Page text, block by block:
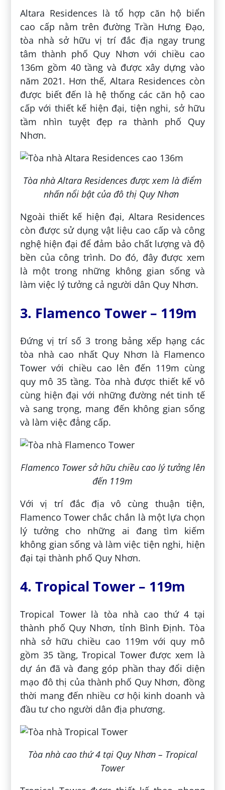
Altara Residences là tổ hợp căn hộ biển
cao cấp nằm trên đường Trần Hưng Đạo,
tòa nhà sở hữu vị trí đắc địa ngay trung
tâm thành phố Quy Nhơn với chiều cao
136m gồm 40 tầng và được xây dựng vào
năm 2021. Hơn thế, Altara Residences còn
được biết đến là hệ thống các căn hộ cao
cấp với thiết kế hiện đại, tiện nghi, sở hữu
tầm nhìn tuyệt đẹp ra thành phố Quy
Nhơn.
Tòa nhà Altara Residences được xem là điểm
nhấn nổi bật của đô thị Quy Nhơn
Ngoài thiết kế hiện đại, Altara Residences
còn được sử dụng vật liệu cao cấp và công
nghệ hiện đại để đảm bảo chất lượng và độ
bền của công trình. Do đó, đây được xem
là một trong những không gian sống và
làm việc lý tưởng cả người dân Quy Nhơn.
3. Flamenco Tower – 119m
Đứng vị trí số 3 trong bảng xếp hạng các
tòa nhà cao nhất Quy Nhơn là Flamenco
Tower với chiều cao lên đến 119m cùng
quy mô 35 tầng. Tòa nhà được thiết kế vô
cùng hiện đại với những đường nét tinh tế
và sang trọng, mang đến không gian sống
và làm việc đẳng cấp.
Flamenco Tower sở hữu chiều cao lý tưởng lên
đến 119m
Với vị trí đắc địa vô cùng thuận tiện,
Flamenco Tower chắc chắn là một lựa chọn
lý tưởng cho những ai đang tìm kiếm
không gian sống và làm việc tiện nghi, hiện
đại tại thành phố Quy Nhơn.
4. Tropical Tower – 119m
Tropical Tower là tòa nhà cao thứ 4 tại
thành phố Quy Nhơn, tỉnh Bình Định. Tòa
nhà sở hữu chiều cao 119m với quy mô
gồm 35 tầng, Tropical Tower được xem là
dự án đã và đang góp phần thay đổi diện
mạo đô thị của thành phố Quy Nhơn, đồng
thời mang đến nhiều cơ hội kinh doanh và
đầu tư cho người dân địa phương.
Tòa nhà cao thứ 4 tại Quy Nhơn – Tropical
Tower